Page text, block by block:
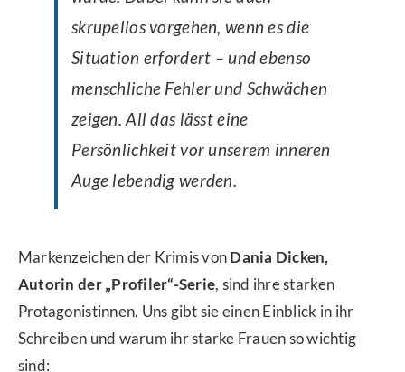
skrupellos vorgehen, wenn es die
Situation erfordert – und ebenso
menschliche Fehler und Schwächen
zeigen. All das lässt eine
Persönlichkeit vor unserem inneren
Auge lebendig werden.
Markenzeichen der Krimis vonDania Dicken,
Autorin der „Profiler“-Serie, sind ihre starken
Protagonistinnen. Uns gibt sie einen Einblick in ihr
Schreiben und warum ihr starke Frauen so wichtig
sind: